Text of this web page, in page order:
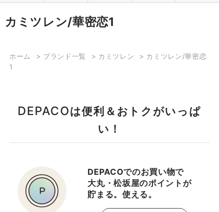
カミツレン/華密恋1
ホーム > ブランド一覧 > カミツレン > カミツレン/華密恋
1
DEPACOは便利＆おトクがいっぱ
い！
DEPACOでのお買い物で
大丸・松坂屋のポイントが
貯まる。使える。